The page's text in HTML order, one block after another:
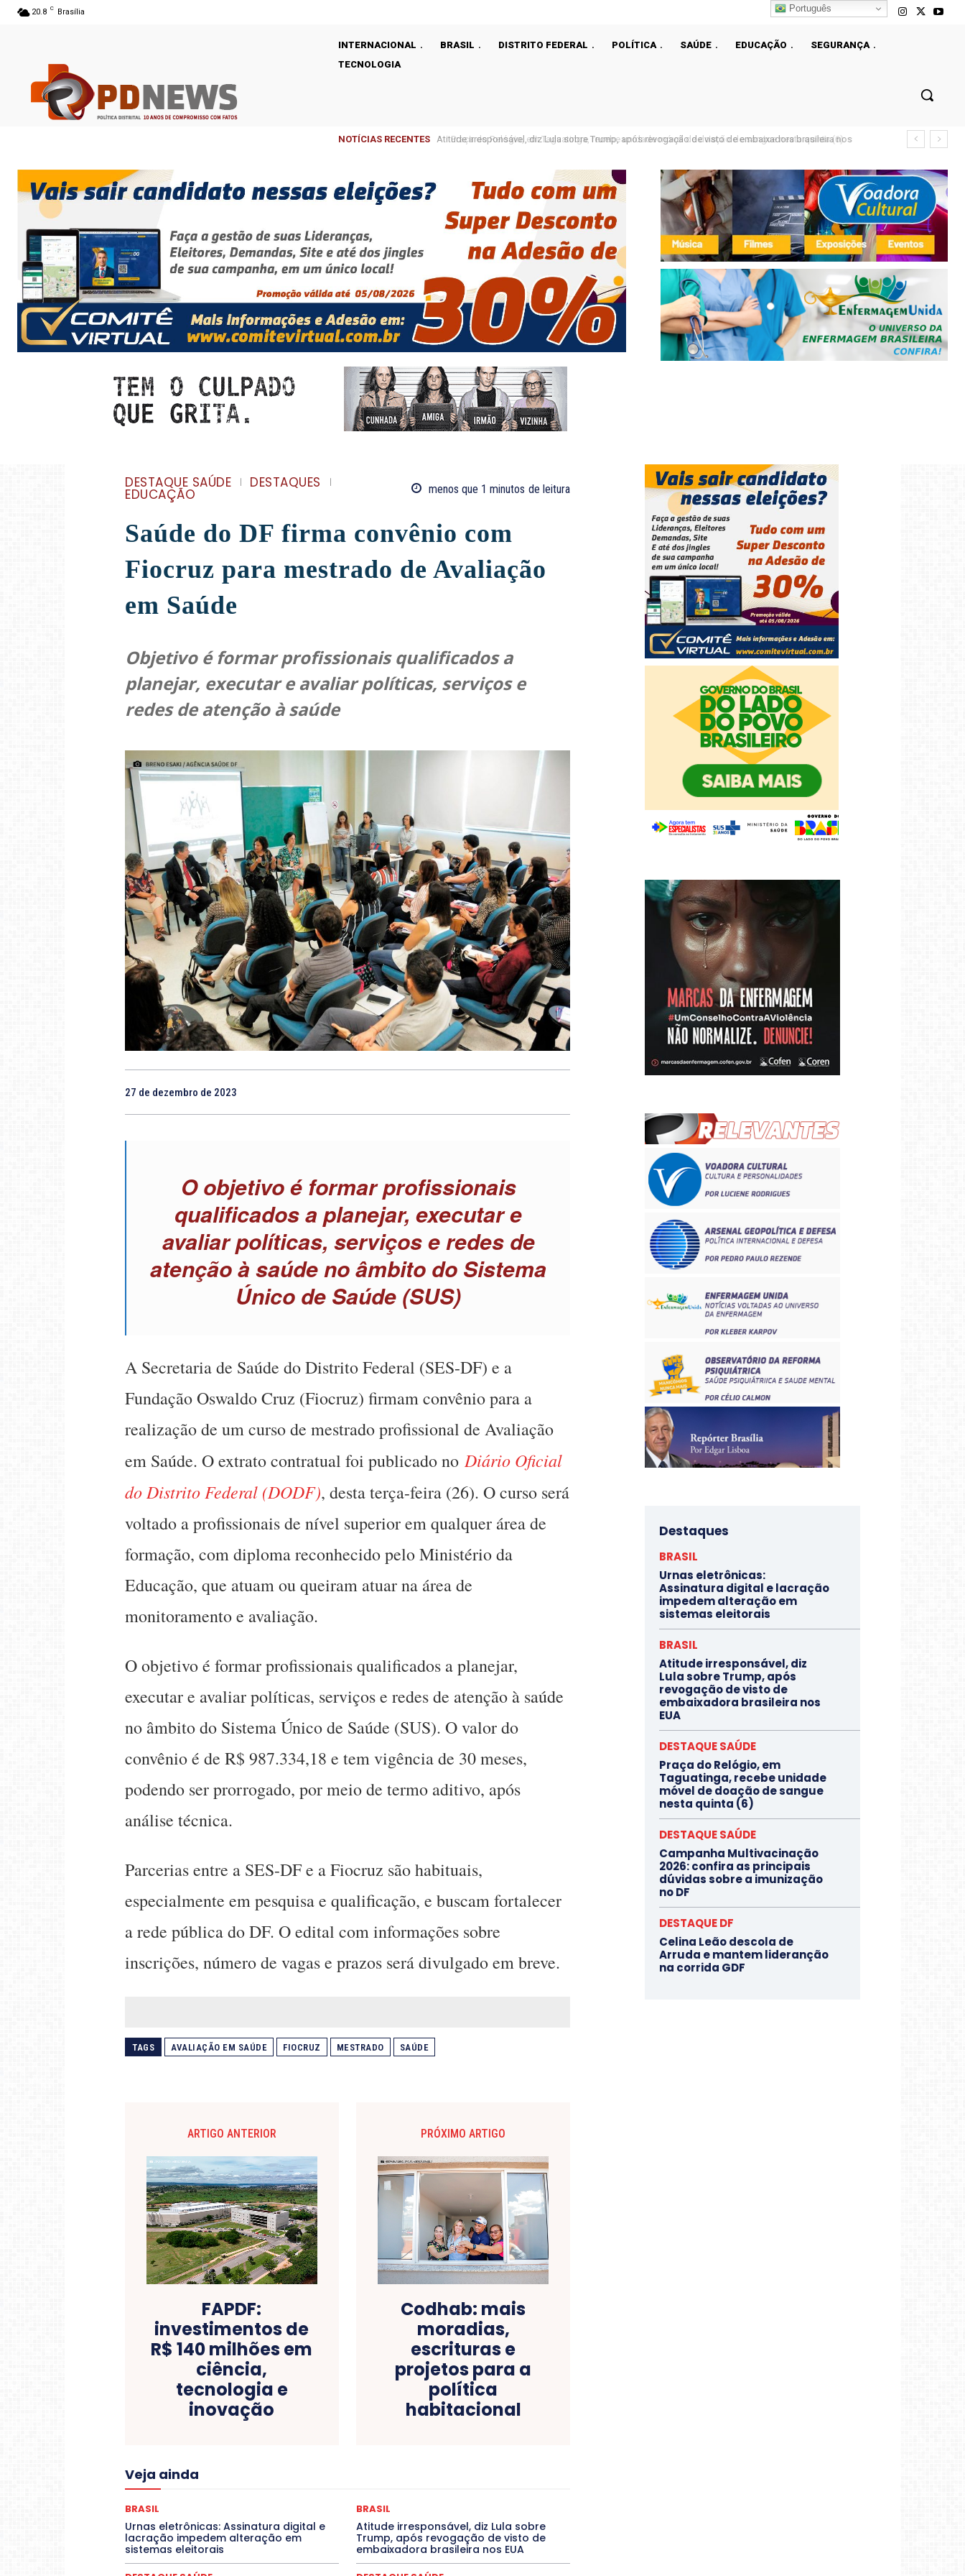
20.8 C Brasília
INTERNACIONAL BRASIL DISTRITO FEDERAL POLÍTICA SAÚDE EDUCAÇÃO
SEGURANÇA
TECNOLOGIA
NOTÍCIAS RECENTES Praça do Relógio, em Taguatinga, recebe unidade móvel de doação de sangue nesta quinta (6)
DESTAQUE SAÚDE DESTAQUES
EDUCAÇÃO menos que 1 minutos de leitura
Saúde do DF firma convênio com
Fiocruz para mestrado de Avaliação
em Saúde
Objetivo é formar profissionais qualificados a
planejar, executar e avaliar políticas, serviços e
redes de atenção à saúde
27 de dezembro de 2023
O objetivo é formar profissionais
qualificados a planejar, executar e
avaliar políticas, serviços e redes de
atenção à saúde no âmbito do Sistema
Único de Saúde (SUS)
A Secretaria de Saúde do Distrito Federal (SES-DF) e a
Fundação Oswaldo Cruz (Fiocruz) firmam convênio para a
realização de um curso de mestrado profissional de Avaliação
em Saúde. O extrato contratual foi publicado no Diário Oficial
do Distrito Federal (DODF), desta terça-feira (26). O curso será
voltado a profissionais de nível superior em qualquer área de
formação, com diploma reconhecido pelo Ministério da
Educação, que atuam ou queiram atuar na área de
monitoramento e avaliação.
O objetivo é formar profissionais qualificados a planejar,
executar e avaliar políticas, serviços e redes de atenção à saúde
no âmbito do Sistema Único de Saúde (SUS). O valor do
convênio é de R$ 987.334,18 e tem vigência de 30 meses,
podendo ser prorrogado, por meio de termo aditivo, após
análise técnica.
Parcerias entre a SES-DF e a Fiocruz são habituais,
especialmente em pesquisa e qualificação, e buscam fortalecer
a rede pública do DF. O edital com informações sobre
inscrições, número de vagas e prazos será divulgado em breve.
TAGS AVALIAÇÃO EM SAÚDE FIOCRUZ MESTRADO SAÚDE
ARTIGO ANTERIOR
FAPDF:
investimentos de
R$ 140 milhões em
ciência,
tecnologia e
inovação
PRÓXIMO ARTIGO
Codhab: mais
moradias,
escrituras e
projetos para a
política
habitacional
Veja ainda
COLUNAS
CONTRATO TEMPORÁRIO
DESTAQUE BRASIL
DESTAQUES
Destaques Enfermagem Unida DESTAQUES OUTROS
DISTRITO FEDERAL
EDUCAÇÃO
ELEIÇÕES EMPREGO E OPORTUNIDADES ENTORNO
Especial
Espírito Santo
ESPORTE ESTÁGIO EVENTOS EXPOSIÇÃO Featured
Febre Amarela
Jogos Online
LITERATURA Maranhão
BRASIL
Urnas eletrônicas: Assinatura digital e
lacração impedem alteração em
sistemas eleitorais
BRASIL
Atitude irresponsável, diz Lula sobre
Trump, após revogação de visto de
embaixadora brasileira nos EUA
Destaques
BRASIL
Urnas eletrônicas:
Assinatura digital e lacração
impedem alteração em
sistemas eleitorais
BRASIL
Atitude irresponsável, diz
Lula sobre Trump, após
revogação de visto de
embaixadora brasileira nos
EUA
DESTAQUE SAÚDE
Praça do Relógio, em
Taguatinga, recebe unidade
móvel de doação de sangue
nesta quinta (6)
DESTAQUE SAÚDE
Campanha Multivacinação
2026: confira as principais
dúvidas sobre a imunização
no DF
DESTAQUE DF
Celina Leão descola de
Arruda e mantem lideranção
na corrida GDF
Português